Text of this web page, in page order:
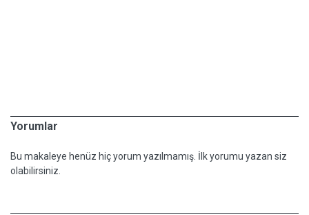
Yorumlar
Bu makaleye henüz hiç yorum yazılmamış. İlk yorumu yazan siz
olabilirsiniz.